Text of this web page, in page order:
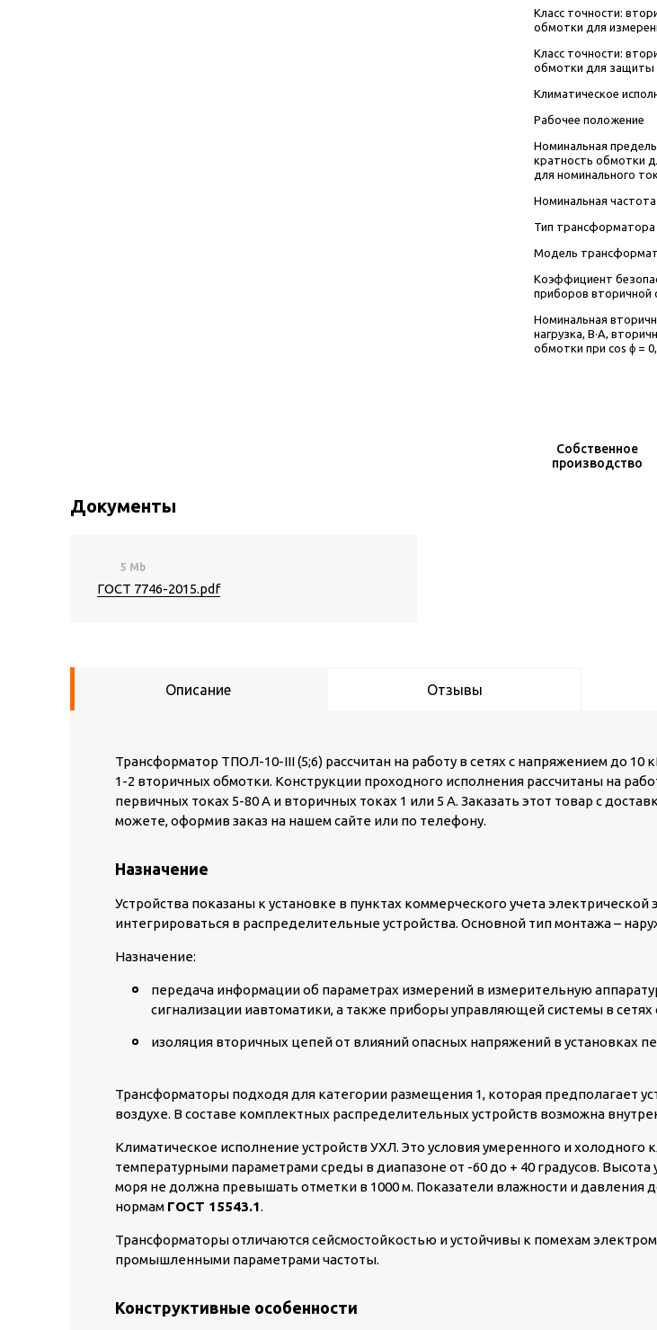
Класс точности:
обмотки для
Класс точности:
обмотки для защиты
Климатическое
Рабочее положение
Номинальная
кратность обмотки
для номинального
Номинальная частота
Тип трансформатора
Модель
Коэффициент
приборов вторичной
Номинальная
нагрузка, В·А,
обмотки при cos ϕ =
Собственное
производство
Документы
5 Mb
ГОСТ 7746-2015.pdf
Описание Отзывы
Трансформатор ТПОЛ-10-III (5;6) рассчитан на работу в сетях с напряжением до 10
1-2 вторичных обмотки. Конструкции проходного исполнения рассчитаны на
первичных токах 5-80 А и вторичных токах 1 или 5 А. Заказать этот товар с
можете, оформив заказ на нашем сайте или по телефону.
Назначение
Устройства показаны к установке в пунктах коммерческого учета электрической
интегрироваться в распределительные устройства. Основной тип монтажа –
Назначение:
передача информации об параметрах измерений в измерительную
сигнализации иавтоматики, а также приборы управляющей системы в сетях
изоляция вторичных цепей от влияний опасных напряжений в установках
Трансформаторы подходя для категории размещения 1, которая предполагает
воздухе. В составе комплектных распределительных устройств возможна
Климатическое исполнение устройств УХЛ. Это условия умеренного и холодного
температурными параметрами среды в диапазоне от -60 до + 40 градусов. Высота
моря не должна превышать отметки в 1000 м. Показатели влажности и давления
нормам ГОСТ 15543.1.
Трансформаторы отличаются сейсмостойкостью и устойчивы к помехам
промышленными параметрами частоты.
Конструктивные особенности